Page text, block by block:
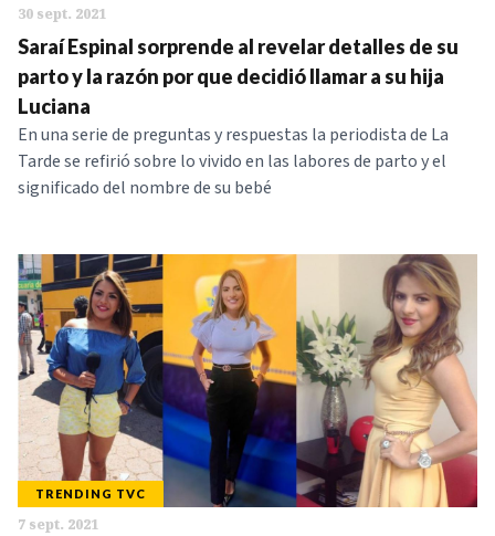
30 sept. 2021
Saraí Espinal sorprende al revelar detalles de su
parto y la razón por que decidió llamar a su hija
Luciana
En una serie de preguntas y respuestas la periodista de La
Tarde se refirió sobre lo vivido en las labores de parto y el
significado del nombre de su bebé
TRENDING TVC
7 sept. 2021